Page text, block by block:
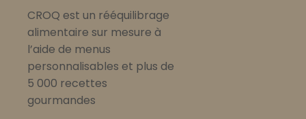
CROQ est un rééquilibrage
alimentaire sur mesure à
l’aide de menus
personnalisables et plus de
5 000 recettes
gourmandes